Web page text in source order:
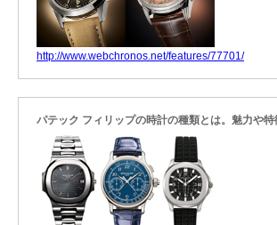
http://www.webchronos.net/features/77701/
パテック フィリップの時計の種類とは。魅力や